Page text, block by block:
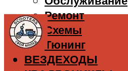
Ремонт
Схемы
Тюнинг
ВЕЗДЕХОДЫ